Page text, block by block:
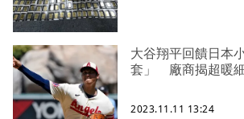
大谷翔平回饋日本
套」 廠商揭超暖
2023.11.11 13:24